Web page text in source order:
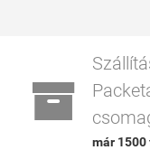

már 1500